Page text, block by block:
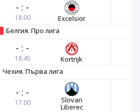
- : -
18:00
Excelsior
Белгия. Про лига
- : -
18:45
Kortrijk
Чехия. Първа лига
- : -
17:00 Slovan
Liberec